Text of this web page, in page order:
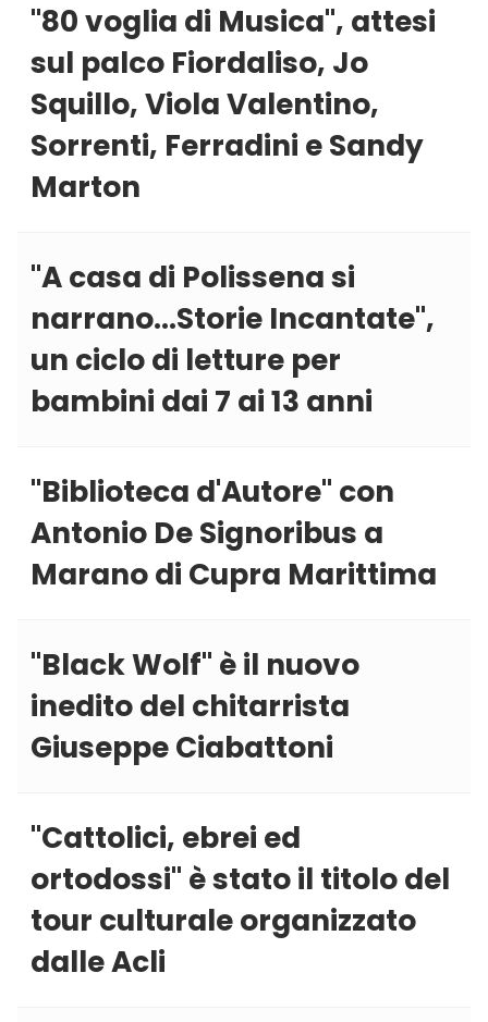
''80 voglia di Musica'', attesi
sul palco Fiordaliso, Jo
Squillo, Viola Valentino,
Sorrenti, Ferradini e Sandy
Marton
''A casa di Polissena si
narrano…Storie Incantate'',
un ciclo di letture per
bambini dai 7 ai 13 anni
''Biblioteca d'Autore'' con
Antonio De Signoribus a
Marano di Cupra Marittima
''Black Wolf'' è il nuovo
inedito del chitarrista
Giuseppe Ciabattoni
''Cattolici, ebrei ed
ortodossi'' è stato il titolo del
tour culturale organizzato
dalle Acli